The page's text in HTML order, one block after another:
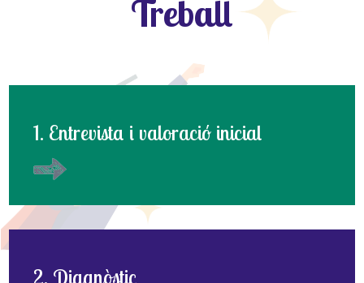
Treball
1. Entrevista i valoració inicial
2. Diagnòstic